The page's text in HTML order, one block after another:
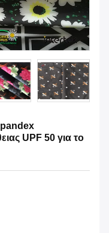
UPF 50 για το